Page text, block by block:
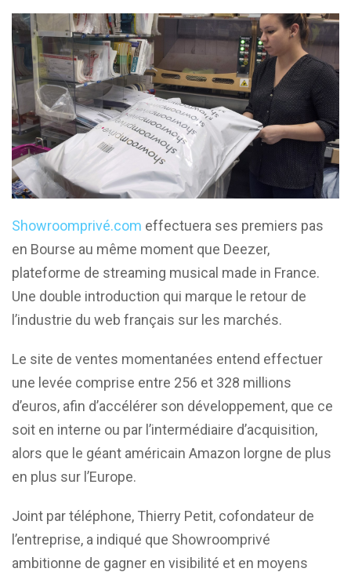
Showroomprivé.com effectuera ses premiers pas
en Bourse au même moment que Deezer,
plateforme de streaming musical made in France.
Une double introduction qui marque le retour de
l’industrie du web français sur les marchés.
Le site de ventes momentanées entend effectuer
une levée comprise entre 256 et 328 millions
d’euros, afin d’accélérer son développement, que ce
soit en interne ou par l’intermédiaire d’acquisition,
alors que le géant américain Amazon lorgne de plus
en plus sur l’Europe.
Joint par téléphone, Thierry Petit, cofondateur de
l’entreprise, a indiqué que Showroomprivé
ambitionne de gagner en visibilité et en moyens